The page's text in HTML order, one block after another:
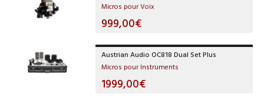
Micros pour Voix
999,00€
Austrian Audio OC818 Dual Set Plus
Micros pour Instruments
1999,00€